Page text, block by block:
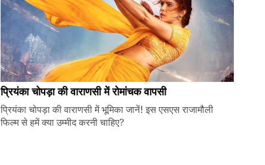
प्रियंका चोपड़ा की वाराणसी में रोमांचक वापसी
प्रियंका चोपड़ा की वाराणसी में भूमिका जानें! इस एसएस राजामौली
फिल्म से हमें क्या उम्मीद करनी चाहिए?